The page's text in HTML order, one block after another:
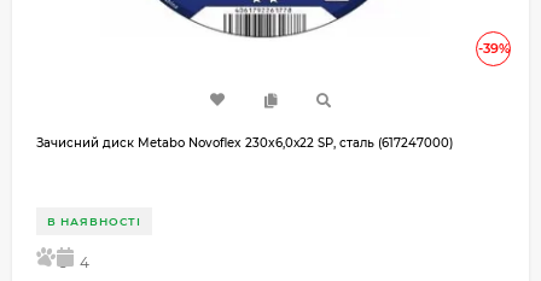
-39%
Зачисний диск Metabo Novoflex 230x6,0х22 SP, сталь (617247000)
В НАЯВНОСТІ
5 4